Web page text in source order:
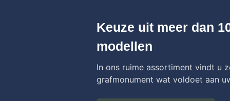
Keuze uit meer dan
modellen
In ons ruime assortiment vindt u
grafmonument wat voldoet aan